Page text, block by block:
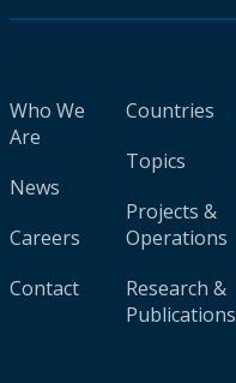
Who We
Are
News
Careers
Contact
Countries
Topics
Projects &
Operations
Research &
Publications